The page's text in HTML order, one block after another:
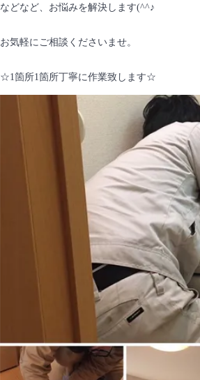
などなど、お悩みを解決します(^^♪
お気軽にご相談くださいませ。
☆1箇所1箇所丁寧に作業致します☆